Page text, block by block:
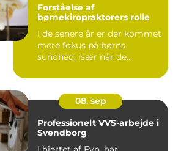
Forståelse af
børnekiropraktorers rolle
I de senere år er der kommet
mere fokus på børns
sundhed, især når de...
08. sep
Professionelt VVS-arbejde i
Svendborg